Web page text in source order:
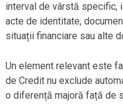
interval de vârstă specific,
acte de identitate,
situații financiare sau alte
Un element relevant este
de Credit nu exclude
o diferență majoră față de